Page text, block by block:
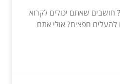
שאתם יכולים לקרוא
להעלים חפצים? אולי אתם